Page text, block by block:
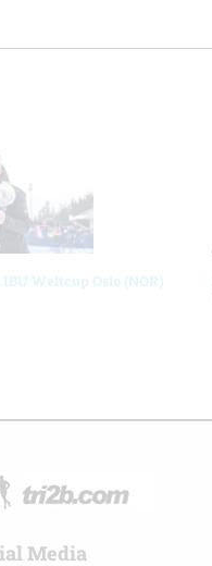
Weltcup Oslo (NOR)
Media